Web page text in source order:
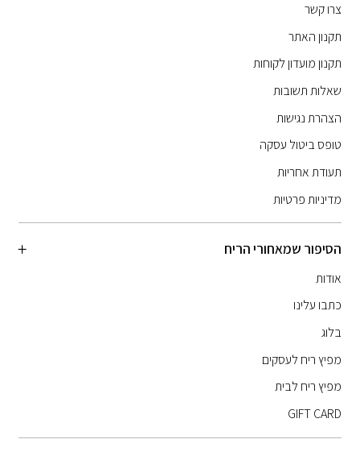
צרו קשר
תקנון האתר
תקנון מועדון לקוחות
שאלות תשובות
הצהרת נגישות
טופס ביטול עסקה
תעודת אחריות
מדיניות פרטיות
הסיפור שמאחורי הריח
אודות
כתבו עלינו
בלוג
מפיץ ריח לעסקים
מפיץ ריח לבית
GIFT CARD